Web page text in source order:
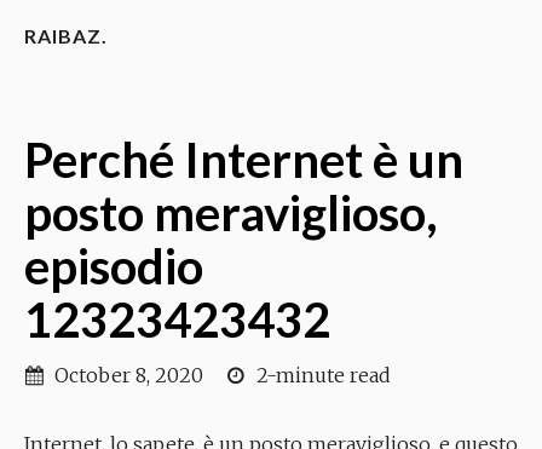
RAIBAZ.
Perché Internet è un
posto meraviglioso,
episodio
12323423432
October 8, 2020 2-minute read
Internet, lo sapete, è un posto meraviglioso, e questo